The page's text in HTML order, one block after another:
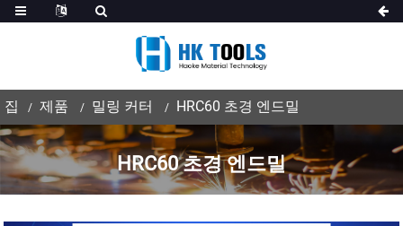
집 제품 밀링 커터 HRC60 초경 엔드밀
HRC60 초경 엔드밀